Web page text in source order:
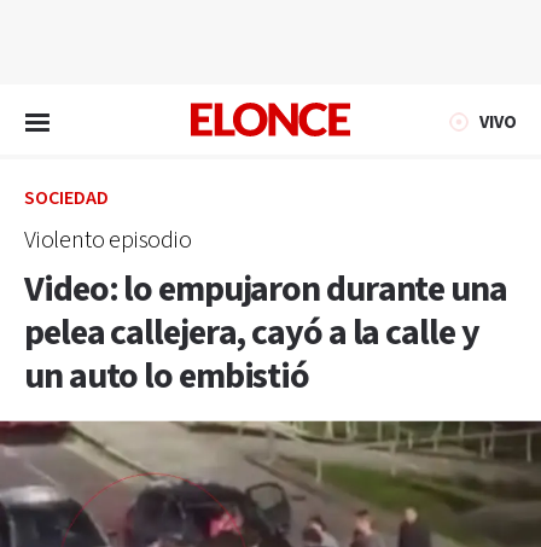
VIVO
SOCIEDAD
Violento episodio
Video: lo empujaron durante una
pelea callejera, cayó a la calle y
un auto lo embistió